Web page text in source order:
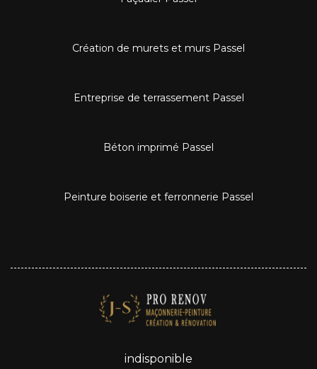
Création de murets et murs Passel
Entreprise de terrassement Passel
Béton imprimé Passel
Peinture boiserie et ferronnerie Passel
indisponible